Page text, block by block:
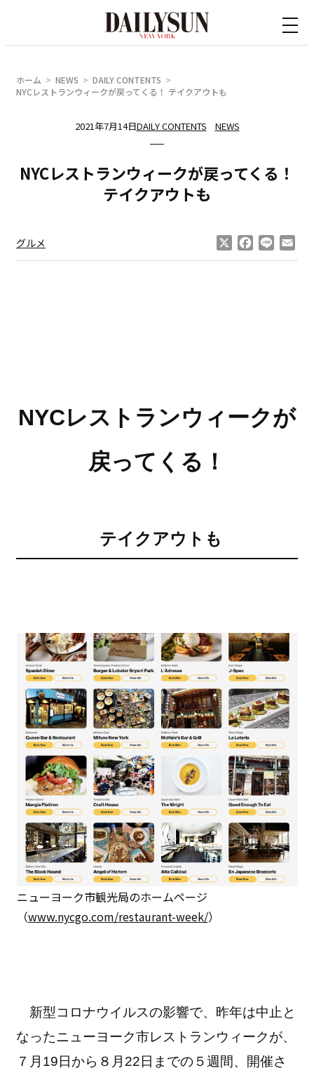
ホーム NEWS
DAILY CONTENTS
NYCレストランウィークが戻ってくる！ テイクアウトも
2021年7月14日DAILY CONTENTS NEWS
NYCレストランウィークが戻ってくる！
テイクアウトも
グルメ Facebook
Line
NYCレストランウィークが
戻ってくる！
テイクアウトも
ニューヨーク市観光局のホームページ
（www.nycgo.com/restaurant-week/）
新型コロナウイルスの影響で、昨年は中止と
なったニューヨーク市レストランウィークが、
７月19日から８月22日までの５週間、開催さ